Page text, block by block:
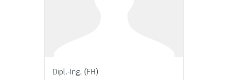
Dipl.-Ing. (FH)